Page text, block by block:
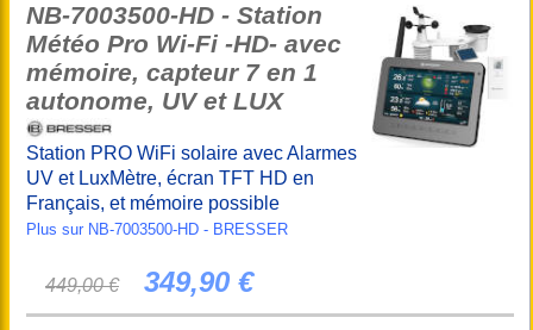
NB-7003500-HD - Station
Météo Pro Wi-Fi -HD- avec
mémoire, capteur 7 en 1
autonome, UV et LUX
Station PRO WiFi solaire avec Alarmes
UV et LuxMètre, écran TFT HD en
Français, et mémoire possible
Plus sur NB-7003500-HD - BRESSER
449,00 € 349,90 €